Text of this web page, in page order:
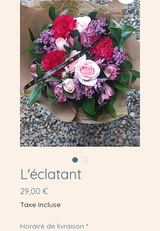
L'éclatant
29,00 €Prix
Taxe Incluse
Horaire de livraison *